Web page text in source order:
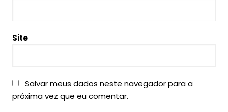
Site
Salvar meus dados neste navegador para a
próxima vez que eu comentar.